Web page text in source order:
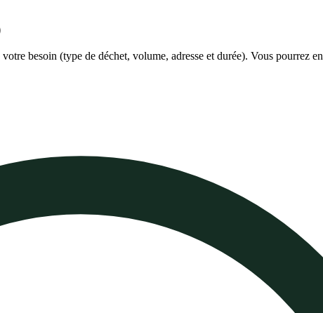
besoin (type de déchet, volume, adresse et durée). Vous pourrez